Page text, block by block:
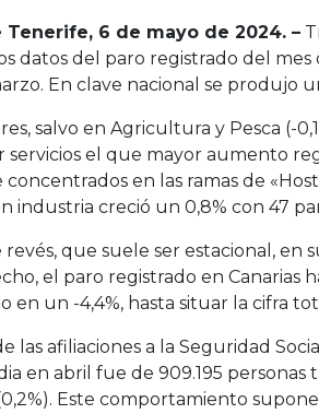
Tenerife, 6 de mayo de 2024. –
datos del paro registrado del
En clave nacional se produjo
salvo en Agricultura y Pesca (-
servicios el que mayor aumento
en las ramas de
industria creció un 0,8% con 47
revés, que suele ser estacional,
el paro registrado en Canarias
en un -4,4%, hasta situar la cifra
las afiliaciones a la Seguridad
en abril fue de 909.195
Este comportamiento